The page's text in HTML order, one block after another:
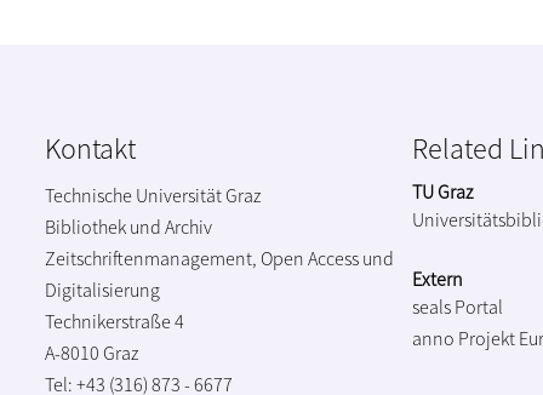
Kontakt
Technische Universität Graz
Bibliothek und Archiv
Zeitschriftenmanagement, Open Access und
Digitalisierung
Technikerstraße 4
A-8010 Graz
Tel: +43 (316) 873 - 6677
Related
TU Graz
Extern
seals Portal
anno Projekt